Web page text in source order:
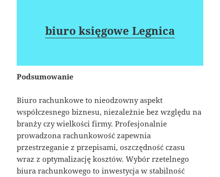
biuro księgowe Legnica
Podsumowanie
Biuro rachunkowe to nieodzowny aspekt
współczesnego biznesu, niezależnie bez względu na
branży czy wielkości firmy. Profesjonalnie
prowadzona rachunkowość zapewnia
przestrzeganie z przepisami, oszczędność czasu
wraz z optymalizację kosztów. Wybór rzetelnego
biura rachunkowego to inwestycja w stabilność